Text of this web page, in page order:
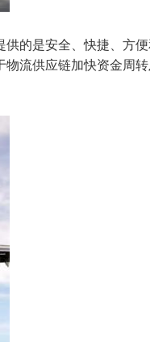
的是安全、快捷、方
流供应链加快资金周